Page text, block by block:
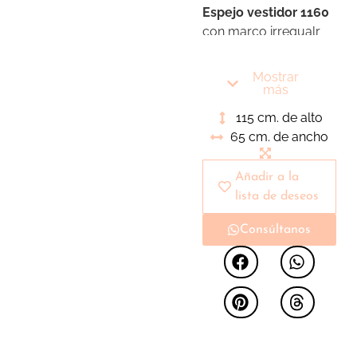
Espejo vestidor 1160
con marco irregualr
una ambiente de
dormitorio. Piezas
versátiles y
funcionales que crean
ambientes únicos
Mostrar
más
115 cm. de alto
65 cm. de ancho
Añadir a la
lista de deseos
Consúltanos